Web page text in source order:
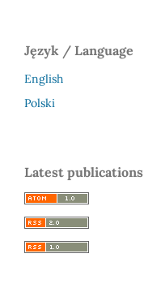
Język / Language
English
Polski
Latest publications